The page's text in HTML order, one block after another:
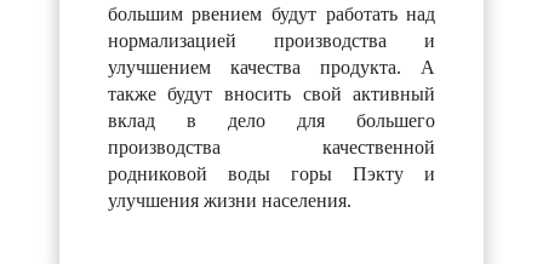
большим рвением будут работать над
нормализацией производства и
улучшением качества продукта. А
также будут вносить свой активный
вклад в дело для большего
производства качественной
родниковой воды горы Пэкту и
улучшения жизни населения.